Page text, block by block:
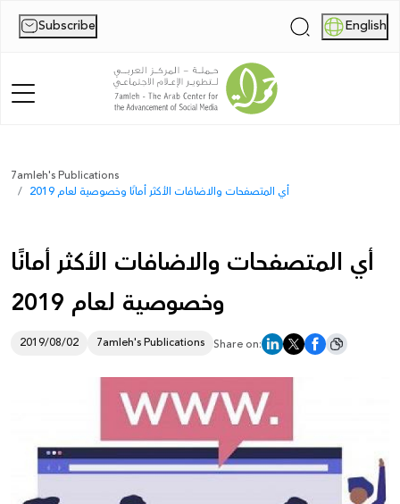
Subscribe | English
Home
News
Publications
Reports
Report
Donate
7amleh's Publications
أي المتصفحات والاضافات الأكثر أمانًا وخصوصية لعام 2019
أي المتصفحات والاضافات الأكثر أمانًا
وخصوصية لعام 2019
2019/08/02 7amleh's Publications Share on: